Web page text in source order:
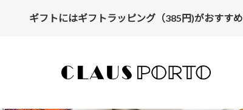
ギフトにはギフトラッピング（385円)がおすすめ